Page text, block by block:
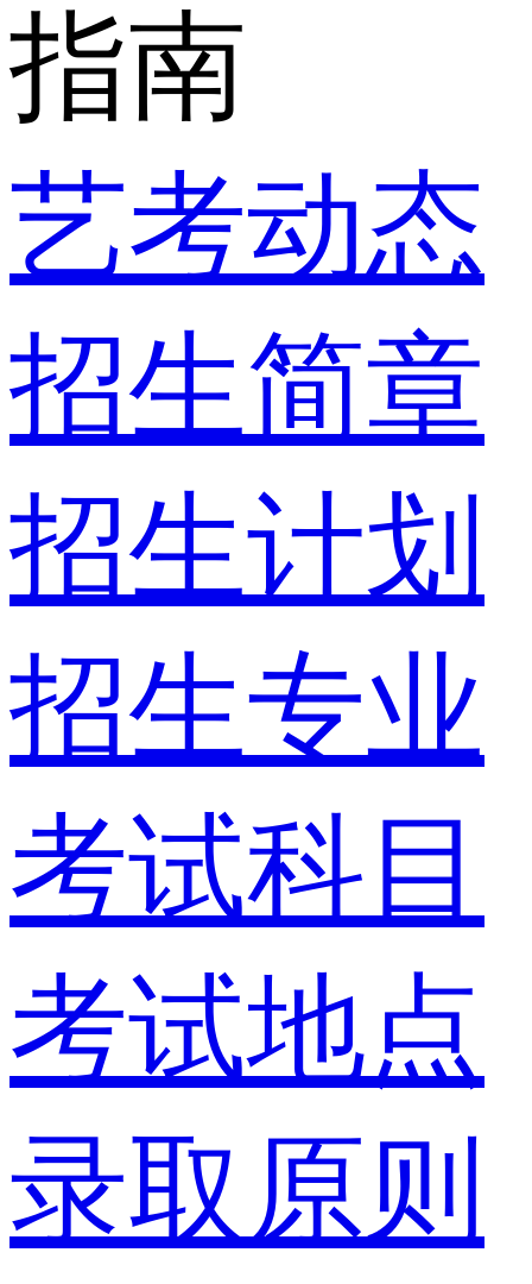
指南
艺考动态
招生简章
招生计划
招生专业
考试科目
考试地点
录取原则